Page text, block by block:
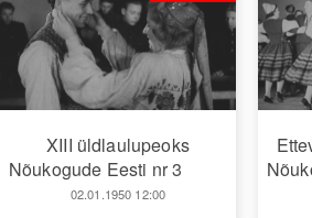
XIII üldlaulupeoks
Nõukogude Eesti nr 3
02.01.1950 12:00